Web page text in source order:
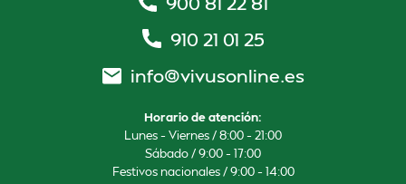
910 21 01 25
info@vivusonline.es
Horario de atención:
Lunes – Viernes / 8:00 – 21:00
Sábado / 9:00 – 17:00
Festivos nacionales / 9:00 – 14:00